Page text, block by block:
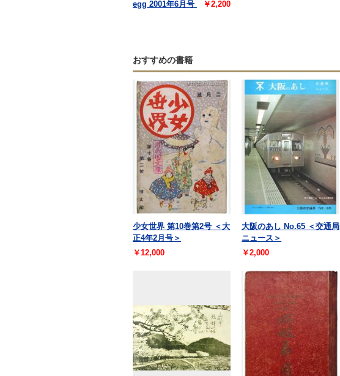
egg 2001年6月号
￥2,200
おすすめの書籍
少女世界 第10巻第2号 ＜大
正4年2月号＞
￥12,000
大阪のあし No.65 ＜交通局
ニュース＞
￥2,000